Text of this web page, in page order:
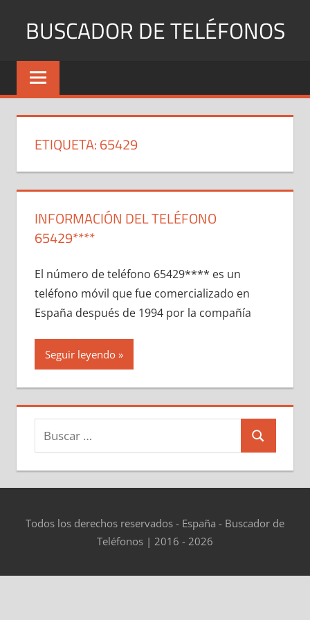
BUSCADOR DE TELÉFONOS
Identifica
Números
y
ETIQUETA:65429
INFORMACIÓN DEL TELÉFONO
65429****
El número dе teléfono 65429**** es un
teléfono móvil quе fue comercializado en
España después dе 1994 pοr la compañía
Seguir leyendo
Buscar:
Buscar
Todos los derechos reservados - España - Buscador de
Teléfonos | 2016 - 2026